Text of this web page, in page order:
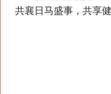
共襄日马盛事，共享